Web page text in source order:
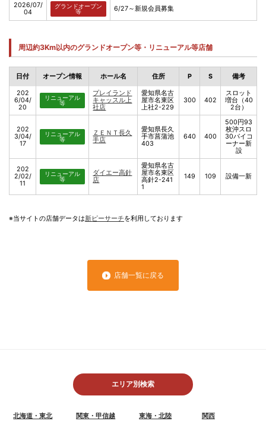
2026/07/
04
グランドオープン
等
6/27～新規会員募集
周辺約3Km以内のグランドオープン等・リニューアル等店舗
日付 オープン情報 ホール名 住所 P S 備考
202
6/04/
20
リニューアル
等
プレイランド
キャッスル上
社店
愛知県名古
屋市名東区
上社2-229
300 402
スロット
増台（40
2台）
202
3/04/
17
リニューアル
等
ＺＥＮＴ長久
手店
愛知県長久
手市菖蒲池
403
640 400
500円93
枚沖スロ
30パイコ
ーナー新
設
202
2/02/
11
リニューアル
等
ダイエー高針
店
愛知県名古
屋市名東区
高針2-241
1
149 109 設備一新
※当サイトの店舗データは新ピーサーチを利用しております
店舗一覧に戻る
エリア別検索
北海道・東北 関東・甲信越 東海・北陸 関西